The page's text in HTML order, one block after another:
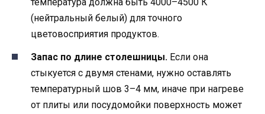
температура должна быть 4000–4500 К
(нейтральный белый) для точного
цветовосприятия продуктов.
Запас по длине столешницы. Если она
стыкуется с двумя стенами, нужно оставлять
температурный шов 3–4 мм, иначе при нагреве
от плиты или посудомойки поверхность может